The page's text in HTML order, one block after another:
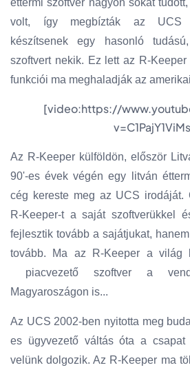
éttermi szoftver nagyon sokat
volt, így megbízták az UCS
készítsenek egy hasonló
szoftvert nekik. Ez lett az R-Keeper
funkciói ma meghaladják az
[video:https://
v=C1PajY1ViMs
Az R-Keeper külföldön, először
90'-es évek végén egy litván
cég kereste meg az UCS irodáját.
R-Keeper-t a saját szoftverükkel
fejlesztik tovább a sajátjukat,
tovább. Ma az R-Keeper a világ
piacvezető szoftver a
Magyaroszágon is...
Az UCS 2002-ben nyitotta meg
es ügyvezető váltás óta a
velünk dolgozik. Az R-Keeper ma